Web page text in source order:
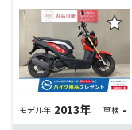
モデル年 2013年 車検 -